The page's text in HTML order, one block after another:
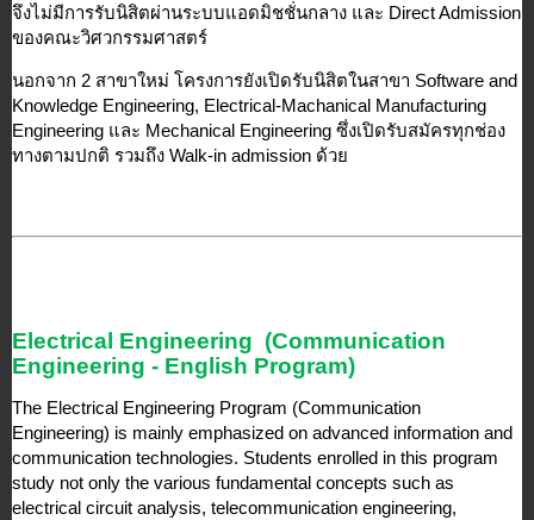
จึงไม่มีการรับนิสิตผ่านระบบแอดมิชชั่นกลาง และ Direct Admission
ของคณะวิศวกรรมศาสตร์
นอกจาก 2 สาขาใหม่ โครงการยังเปิดรับนิสิตในสาขา Software and
Knowledge Engineering, Electrical-Machanical Manufacturing
Engineering และ Mechanical Engineering ซึ่งเปิดรับสมัครทุกช่อง
ทางตามปกติ รวมถึง Walk-in admission ด้วย
Electrical Engineering  (Communication
Engineering - English Program)
The Electrical Engineering Program (Communication
Engineering) is mainly emphasized on advanced information and
communication technologies. Students enrolled in this program
study not only the various fundamental concepts such as
electrical circuit analysis, telecommunication engineering,